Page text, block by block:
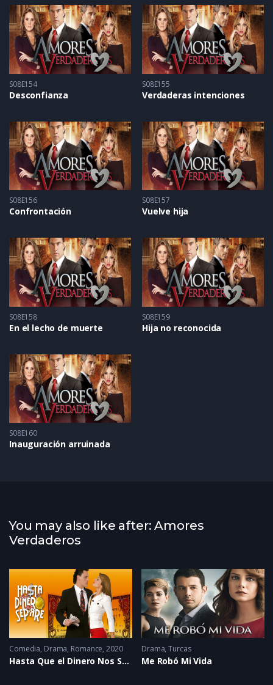
S08E154
Desconfianza
S08E155
Verdaderas intenciones
S08E156
Confrontación
S08E157
Vuelve hija
S08E158
En el lecho de muerte
S08E159
Hija no reconocida
S08E160
Inauguración arruinada
You may also like after: Amores
Verdaderos
2006
Comedia, Drama, Romance 2020
Hasta Que el Dinero Nos Separe
Drama,Turcas
Me Robó Mi Vida